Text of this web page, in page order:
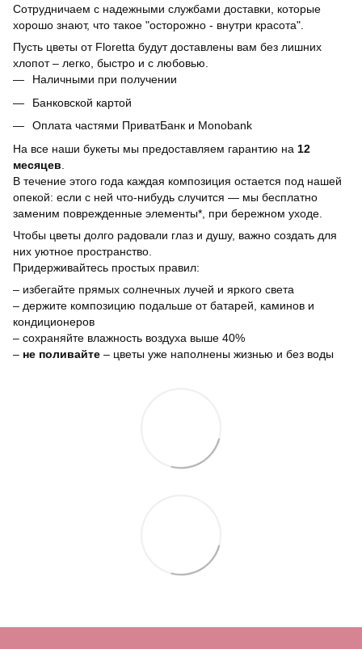
Сотрудничаем с надежными службами доставки, которые
хорошо знают, что такое "осторожно - внутри красота".
Пусть цветы от Floretta будут доставлены вам без лишних
хлопот – легко, быстро и с любовью.
Наличными при получении
Банковской картой
Оплата частями ПриватБанк и Monobank
На все наши букеты мы предоставляем гарантию на 12
месяцев
В течение этого года каждая композиция остается под нашей
опекой: если с ней что-нибудь случится — мы бесплатно
заменим поврежденные элементы*, при бережном уходе.
Чтобы цветы долго радовали глаз и душу, важно создать для
них уютное пространство.
Придерживайтесь простых правил:
– избегайте прямых солнечных лучей и яркого света
– держите композицию подальше от батарей, каминов и
кондиционеров
– сохраняйте влажность воздуха выше 40%
– не поливайте – цветы уже наполнены жизнью и без воды